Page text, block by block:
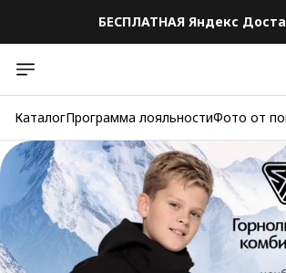
БЕСПЛАТНАЯ Яндекс
КаталогПрограмма лояльностиФото от